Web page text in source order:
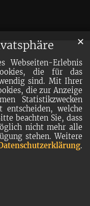
Webseiten-Erlebnis
die für das
sind. Mit Ihrer
die zur Anzeige
Statistikzwecken
entscheiden, welche
beachten Sie, dass
nicht mehr alle
stehen. Weitere
.
✕